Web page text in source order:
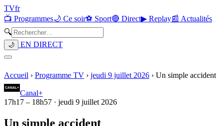
TVfr
📺 Programmes🌙 Ce soir⚽ Sport🔴 Direct▶ Replay📰 Actualités
🔍
🌙 EN DIRECT
Accueil › Programme TV › jeudi 9 juillet 2026 › Un simple accident
Canal+
17h17 – 18h57 · jeudi 9 juillet 2026
Un simple accident